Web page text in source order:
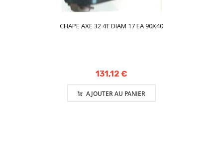
CHAPE AXE 32 4T DIAM 17 EA 90X40
131,12 €
AJOUTER AU PANIER